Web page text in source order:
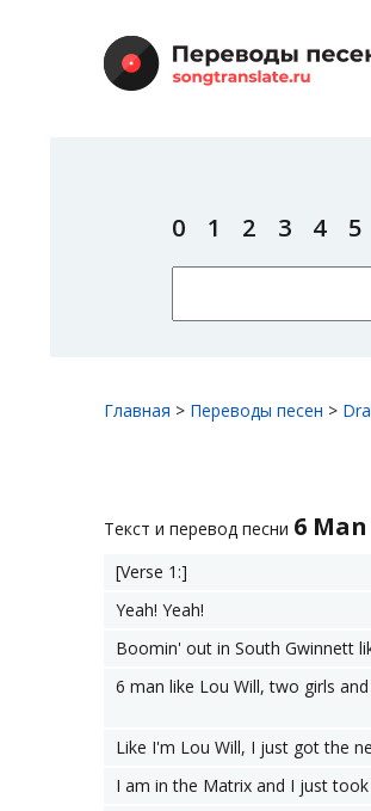
0 1 2 3 4 5
Главная > Переводы песен >
Текст и перевод песни 6 Man
[Verse 1:]
Yeah! Yeah!
Boomin' out in South Gwinnett
6 man like Lou Will, two girls
Like I'm Lou Will, I just got the
I am in the Matrix and I just took